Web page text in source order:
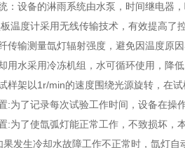
：设备的淋雨系统由水泵，时间继电器
温度计采用无线传输技术，有效提高了控
传输测量氙灯辐射强度，避免因温度原因
用水采用冷冻机组，水可循环使用，降
样架以1r/min的速度围绕光源旋转，在
:为了记录每次试验工作时间，设备在操
:为了使氙弧灯能正常工作，不致损坏，
发生冷却水故障工作不正常时，氙灯自